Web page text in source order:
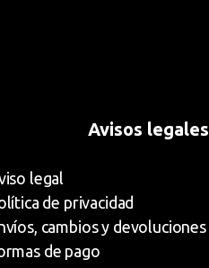
Avisos legales
legal
de privacidad
cambios y devoluciones
de pago